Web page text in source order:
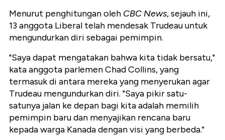
Menurut penghitungan oleh CBC News, sejauh ini,
13 anggota Liberal telah mendesak Trudeau untuk
mengundurkan diri sebagai pemimpin.
"Saya dapat mengatakan bahwa kita tidak bersatu,"
kata anggota parlemen Chad Collins, yang
termasuk di antara mereka yang menyerukan agar
Trudeau mengundurkan diri. "Saya pikir satu-
satunya jalan ke depan bagi kita adalah memilih
pemimpin baru dan menyajikan rencana baru
kepada warga Kanada dengan visi yang berbeda."